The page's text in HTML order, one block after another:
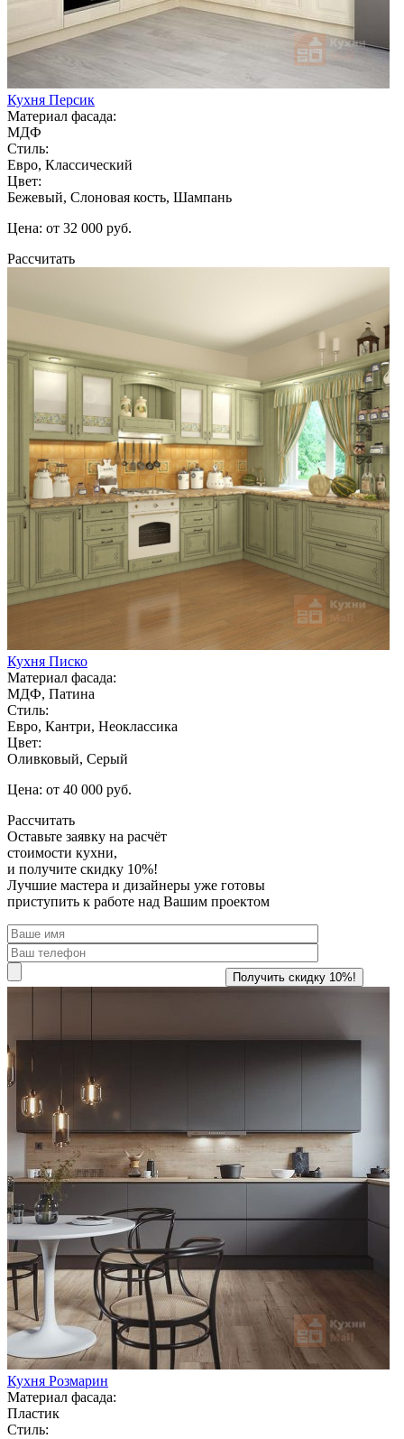
Кухня Персик
Материал фасада:
МДФ
Стиль:
Евро, Классический
Цвет:
Бежевый, Слоновая кость, Шампань
Цена: от 32 000 руб.
Рассчитать
Кухня Писко
Материал фасада:
МДФ, Патина
Стиль:
Евро, Кантри, Неоклассика
Цвет:
Оливковый, Серый
Цена: от 40 000 руб.
Рассчитать
Оставьте заявку на расчёт
стоимости кухни,
и получите скидку 10%!
Лучшие мастера и дизайнеры уже готовы
приступить к работе над Вашим проектом
Кухня Розмарин
Материал фасада:
Пластик
Стиль: